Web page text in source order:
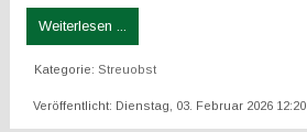
Weiterlesen ...
Kategorie:Streuobst
Veröffentlicht: Dienstag, 03. Februar 2026 12:20